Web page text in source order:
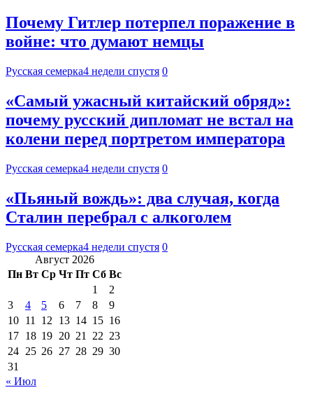
Почему Гитлер потерпел поражение в
войне: что думают немцы
Русская семерка4 недели спустя 0
«Самый ужасный китайский обряд»:
почему русский дипломат не встал на
колени перед портретом императора
Русская семерка4 недели спустя 0
«Пьяный вождь»: два случая, когда
Сталин перебрал с алкоголем
Русская семерка4 недели спустя 0
Август 2026
Пн Вт Ср Чт Пт Сб Вс
1
2
3
4 5 6 7 8
9
10 11 12 13 14 15 16
17 18 19 20 21 22 23
24 25 26 27 28 29 30
31
« Июл